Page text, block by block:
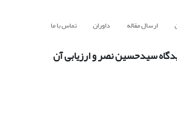
ارسال مقاله داوران تماس با ما
سیدحسین نصر و ارزیابی آن